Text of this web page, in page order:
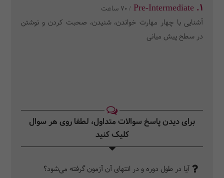
1. Pre-Intermediate / 70 ساعت
آشنایی با چهار مهارت خواندن، شنیدن، صحبت کردن و نوشتن
در سطح پیش میانی
برای دیدن پاسخ سوالات متداول، لطفا روی هر سوال
کلیک کنید‎
آیا در طول دوره و در انتهای آن آزمون گرفته می‌شود؟